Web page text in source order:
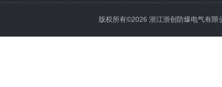
版权所有©2026 浙江浙创防爆电气有